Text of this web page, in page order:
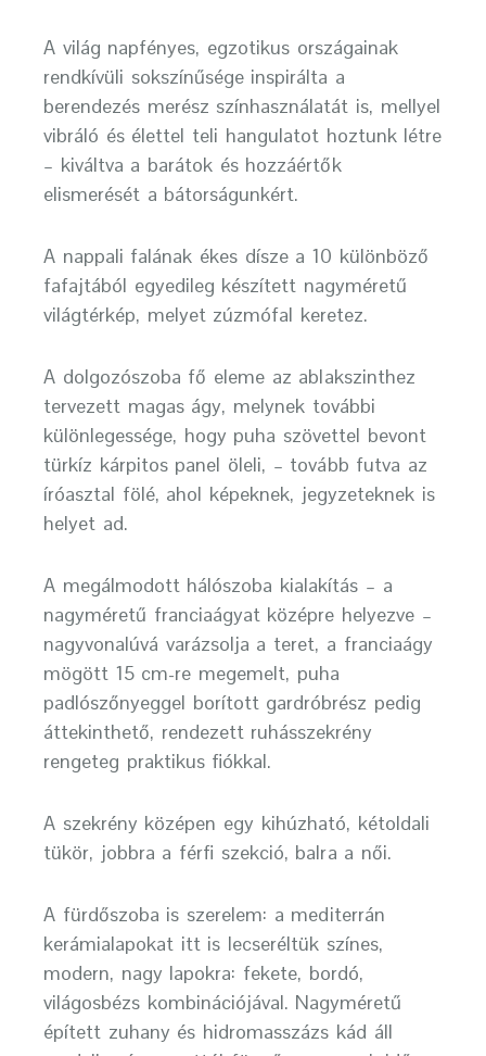
A világ napfényes, egzotikus országainak
rendkívüli sokszínűsége inspirálta a
berendezés merész színhasználatát is, mellyel
vibráló és élettel teli hangulatot hoztunk létre
– kiváltva a barátok és hozzáértők
elismerését a bátorságunkért.
A nappali falának ékes dísze a 10 különböző
fafajtából egyedileg készített nagyméretű
világtérkép, melyet zúzmófal keretez.
A dolgozószoba fő eleme az ablakszinthez
tervezett magas ágy, melynek további
különlegessége, hogy puha szövettel bevont
türkíz kárpitos panel öleli, – tovább futva az
íróasztal fölé, ahol képeknek, jegyzeteknek is
helyet ad.
A megálmodott hálószoba kialakítás – a
nagyméretű franciaágyat középre helyezve –
nagyvonalúvá varázsolja a teret, a franciaágy
mögött 15 cm-re megemelt, puha
padlószőnyeggel borított gardróbrész pedig
áttekinthető, rendezett ruhásszekrény
rengeteg praktikus fiókkal.
A szekrény középen egy kihúzható, kétoldali
tükör, jobbra a férfi szekció, balra a női.
A fürdőszoba is szerelem: a mediterrán
kerámialapokat itt is lecseréltük színes,
modern, nagy lapokra: fekete, bordó,
világosbézs kombinációjával. Nagyméretű
épített zuhany és hidromasszázs kád áll